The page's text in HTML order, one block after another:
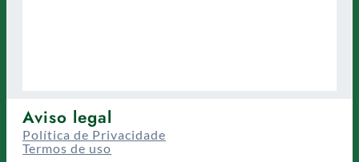
Aviso legal
Política de Privacidade
Termos de uso